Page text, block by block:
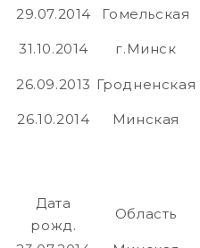
29.07.2014 Гомельская
31.10.2014 г.Минск
26.09.2013 Гродненская
26.10.2014 Минская
Дата
рожд.
Область